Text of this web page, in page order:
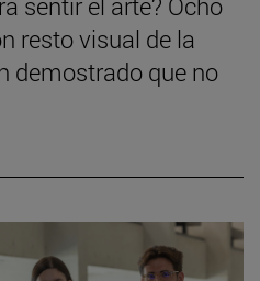
resto visual de la
demostrado que no